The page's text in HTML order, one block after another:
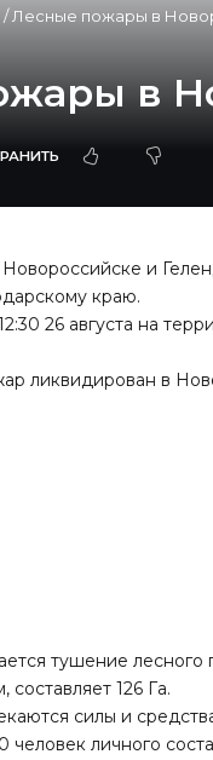
/Лесные пожары в
в
и
краю.
26 августа на
ликвидирован в
тушение
126 Га.
силы и
личного